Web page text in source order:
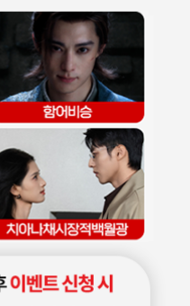
아재저리등니